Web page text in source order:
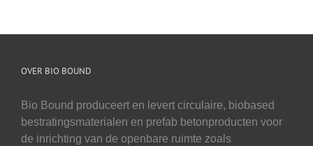
OVER BIO BOUND
Bio Bound produceert en levert circulaire, biobased
bestratingsmaterialen en prefab betonproducten voor
de inrichting van de openbare ruimte zoals